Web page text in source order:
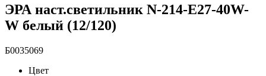
ЭРА наст.светильник N-214-E27-40W-
W белый (12/120)
Б0035069
Цвет